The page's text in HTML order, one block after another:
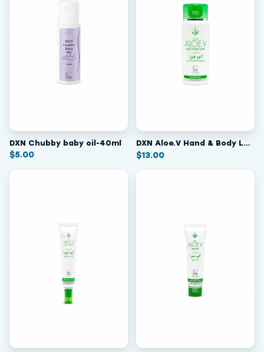
DXN Chubby baby oil-40ml
$5.00
DXN Aloe.V Hand & Body Lotion
$13.00